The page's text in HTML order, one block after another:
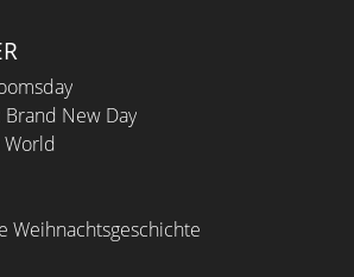
New Day
World
Weihnachtsgeschichte